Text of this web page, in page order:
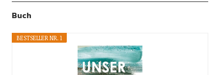
Buch
BESTSELLER NR. 1